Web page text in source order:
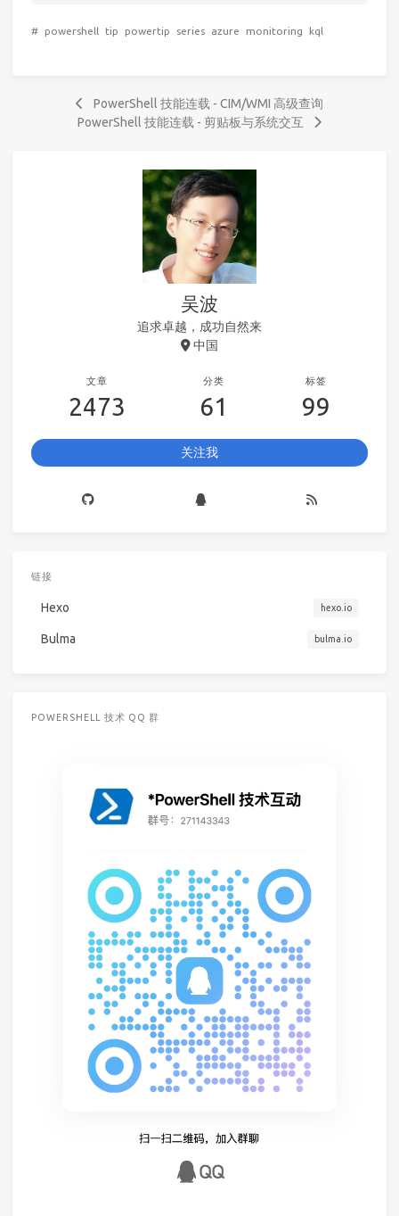
# powershell tip powertip series azure monitoring kql
PowerShell 技能连载 - CIM/WMI 高级查询
PowerShell 技能连载 - 剪贴板与系统交互
吴波
追求卓越，成功自然来
中国
文章
2473
分类
61
标签
99
关注我
链接
Hexo hexo.io
Bulma bulma.io
POWERSHELL 技术 QQ 群